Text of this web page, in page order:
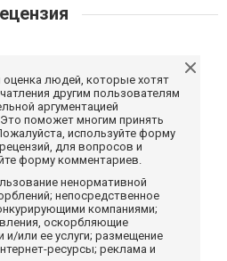
людей, которые хотят
другим пользователям
аргументацией
поможет многим принять
используйте форму
для вопросов и
форму комментариев.
ненормативной
непосредственное
компаниями;
оскорбляющие
и/или ее услуги; размещение
ресурсы; реклама и